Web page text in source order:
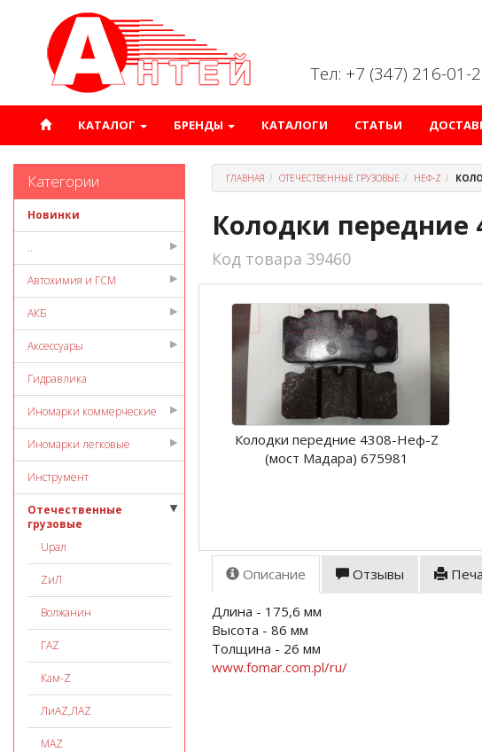
Тел: +7 (347) 216-01-
КАТАЛОГ БРЕНДЫ КАТАЛОГИ СТАТЬИ
Категории
Новинки
..
Автохимия и ГСМ
АКБ
Аксессуары
Гидравлика
Иномарки коммерческие
Иномарки легковые
Инструмент
Отечественные
грузовые
Uрал
ZиЛ
Волжанин
ГАZ
Кам-Z
ЛиАZ,ЛАZ
МАZ
ГЛАВНАЯ ОТЕЧЕСТВЕННЫЕ ГРУЗОВЫЕ НЕФ-Z
Колодки передние
Код товара 39460
Колодки передние 4308-Неф-Z
(мост Мадара) 675981
Описание Отзывы
Длина - 175,6 мм
Высота - 86 мм
Толщина - 26 мм
www.fomar.com.pl/ru/